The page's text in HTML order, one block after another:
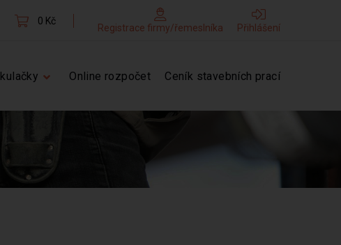
0 Kč
Registrace firmy/řemeslníka Přihlášení
Online rozpočet Ceník stavebních prací